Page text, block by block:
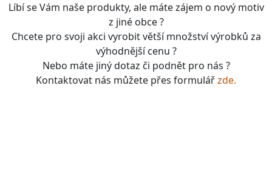
Líbí se Vám naše produkty, ale máte zájem o nový motiv
z jiné obce ?
Chcete pro svoji akci vyrobit větší množství výrobků za
výhodnější cenu ?
Nebo máte jiný dotaz či podnět pro nás ?
Kontaktovat nás můžete přes formulářzde.